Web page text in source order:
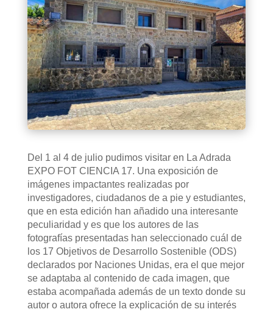
Del 1 al 4 de julio pudimos visitar en La Adrada
EXPO FOT CIENCIA 17. Una exposición de
imágenes impactantes realizadas por
investigadores, ciudadanos de a pie y estudiantes,
que en esta edición han añadido una interesante
peculiaridad y es que los autores de las
fotografías presentadas han seleccionado cuál de
los 17 Objetivos de Desarrollo Sostenible (ODS)
declarados por Naciones Unidas, era el que mejor
se adaptaba al contenido de cada imagen, que
estaba acompañada además de un texto donde su
autor o autora ofrece la explicación de su interés